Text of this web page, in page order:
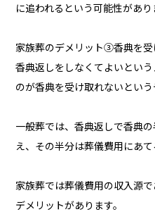
に追われるという可能性があり
家族葬のデメリット③香典を受
香典返しをしなくてよいとい
のが香典を受け取れないという
一般葬では、香典返しで香典
え、その半分は葬儀費用にあて
家族葬では葬儀費用の収入源
デメリットがあります。